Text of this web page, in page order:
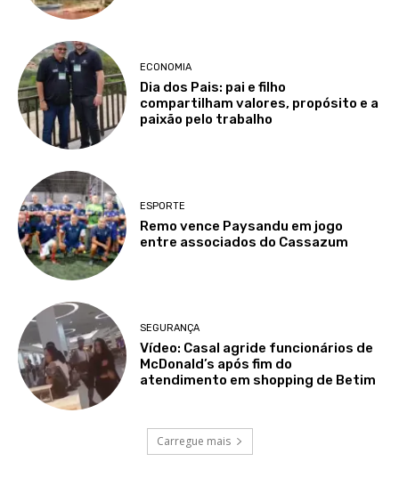
ECONOMIA
Dia dos Pais: pai e filho
compartilham valores, propósito e a
paixão pelo trabalho
ESPORTE
Remo vence Paysandu em jogo
entre associados do Cassazum
SEGURANÇA
Vídeo: Casal agride funcionários de
McDonald’s após fim do
atendimento em shopping de Betim
Carregue mais